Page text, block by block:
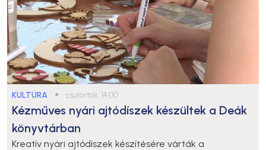
KULTÚRA ● csütörtök, 14:00
Kézműves nyári ajtódíszek készültek a Deák
könyvtárban
Kreatív nyári ajtódíszek készítésére várták a